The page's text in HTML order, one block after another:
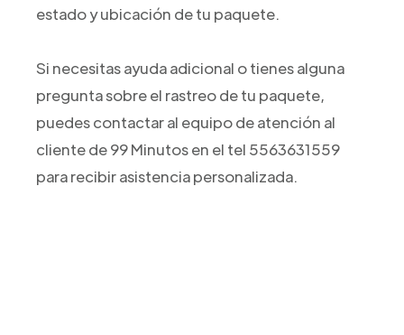
estado y ubicación de tu paquete.
Si necesitas ayuda adicional o tienes alguna
pregunta sobre el rastreo de tu paquete,
puedes contactar al equipo de atención al
cliente de 99 Minutos en el tel 5563631559
para recibir asistencia personalizada.